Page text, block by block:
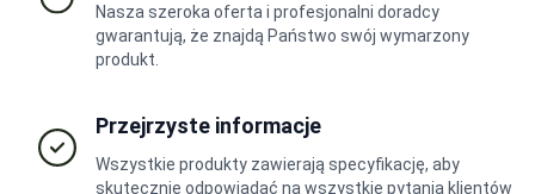
Nasza szeroka oferta i profesjonalni doradcy
gwarantują, że znajdą Państwo swój wymarzony
produkt.
Przejrzyste informacje
Wszystkie produkty zawierają specyfikację, aby
skutecznie odpowiadać na wszystkie pytania klientów